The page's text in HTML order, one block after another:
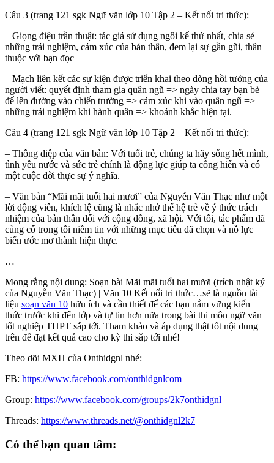
Câu 3 (trang 121 sgk Ngữ văn lớp 10 Tập 2 – Kết nối tri thức):
– Giọng điệu trần thuật: tác giả sử dụng ngôi kể thứ nhất, chia sẻ
những trải nghiệm, cảm xúc của bản thân, đem lại sự gần gũi, thân
thuộc với bạn đọc
– Mạch liên kết các sự kiện được triển khai theo dòng hồi tưởng của
người viết: quyết định tham gia quân ngũ => ngày chia tay bạn bè
để lên đường vào chiến trường => cảm xúc khi vào quân ngũ =>
những trải nghiệm khi hành quân => khoảnh khắc hiện tại.
Câu 4 (trang 121 sgk Ngữ văn lớp 10 Tập 2 – Kết nối tri thức):
– Thông điệp của văn bản: Với tuổi trẻ, chúng ta hãy sống hết mình,
tình yêu nước và sức trẻ chính là động lực giúp ta cống hiến và có
một cuộc đời thực sự ý nghĩa.
– Văn bản “Mãi mãi tuổi hai mươi” của Nguyễn Văn Thạc như một
lời động viên, khích lệ cũng là nhắc nhở thế hệ trẻ về ý thức trách
nhiệm của bản thân đối với cộng đồng, xã hội. Với tôi, tác phẩm đã
củng cố trong tôi niềm tin với những mục tiêu đã chọn và nỗ lực
biến ước mơ thành hiện thực.
…
Mong rằng nội dung: Soạn bài Mãi mãi tuổi hai mươi (trích nhật ký
của Nguyễn Văn Thạc) | Văn 10 Kết nối tri thức…sẽ là nguồn tài
liệu soạn văn 10 hữu ích và cần thiết để các bạn nắm vững kiến
thức trước khi đến lớp và tự tin hơn nữa trong bài thi môn ngữ văn
tốt nghiệp THPT sắp tới. Tham khảo và áp dụng thật tốt nội dung
trên để đạt kết quả cao cho kỳ thi sắp tới nhé!
Theo dõi MXH của Onthidgnl nhé:
FB: https://www.facebook.com/onthidgnlcom
Group: https://www.facebook.com/groups/2k7onthidgnl
Threads: https://www.threads.net/@onthidgnl2k7
Có thể bạn quan tâm: